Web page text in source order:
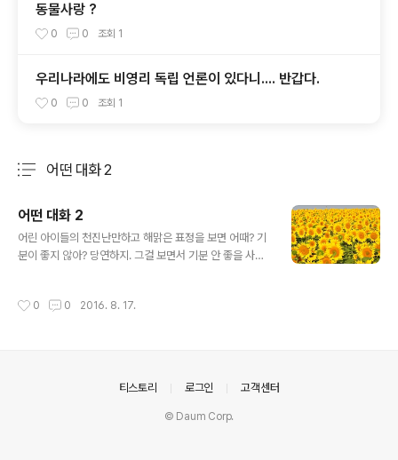
동물사랑 ?
0 0 조회 1
우리나라에도 비영리 독립 언론이 있다니.... 반갑다.
0 0 조회 1
어떤 대화 2
어떤 대화 2
어린 아이들의 천진난만하고 해맑은 표정을 보면 어때? 기
분이 좋지 않아? 당연하지. 그걸 보면서 기분 안 좋을 사람
아이들이 그렇게 편안하고 해맑은 표정을 지을 수 있는 것
니라, 내가 보기엔 그게 다야. 다른 이유는 없는 거 같아.
흠... 그럴 수도... 그런데 커가면서 아이들은 부모가 모든 것
을 다 해줄 수 있는 그런 존재가 아니라는 것을 서서히 깨닫
0 0 2016. 8. 17.
티스토리 로그인 고객센터
© Daum Corp.